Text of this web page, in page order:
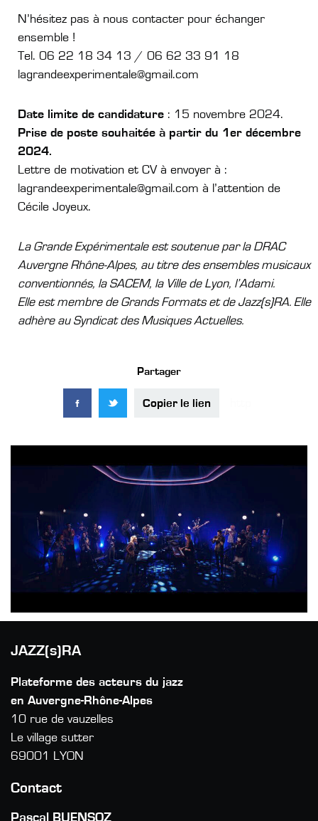
N’hésitez pas à nous contacter pour échanger
ensemble !
Tel. 06 22 18 34 13 / 06 62 33 91 18
lagrandeexperimentale@gmail.com
Date limite de candidature : 15 novembre 2024.
Prise de poste souhaitée à partir du 1er décembre
2024.
Lettre de motivation et CV à envoyer à :
lagrandeexperimentale@gmail.com à l’attention de
Cécile Joyeux.
La Grande Expérimentale est soutenue par la DRAC
Auvergne Rhône-Alpes, au titre des ensembles musicaux
conventionnés, la SACEM, la Ville de Lyon, l’Adami.
Elle est membre de Grands Formats et de Jazz(s)RA. Elle
adhère au Syndicat des Musiques Actuelles.
Partager
Copier le lien
JAZZ(s)RA
Plateforme des acteurs du jazz
en Auvergne-Rhône-Alpes
10 rue de vauzelles
Le village sutter
69001 LYON
Contact
Pascal BUENSOZ